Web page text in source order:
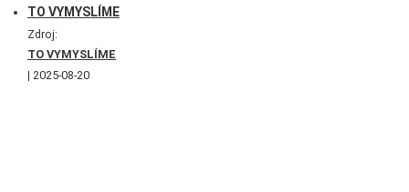
TO VYMYSLÍME
Zdroj:
TO VYMYSLÍME
2025-08-20